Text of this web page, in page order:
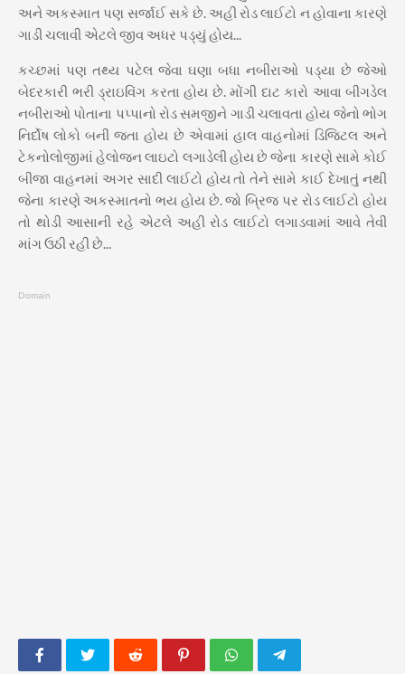
અને અકસ્માત પણ સર્જાઈ સકે છે. અહી રોડ લાઈટો ન હોવાના કારણે
ગાડી ચલાવી એટલે જીવ અધર પડ્યું હોય...
કચ્છમાં પણ તથ્ય પટેલ જેવા ઘણા બધા નબીરાઓ પડ્યા છે જેઓ
બેદરકારી ભરી ડ્રાઇવિંગ કરતા હોય છે. મોંગી દાટ કારો આવા બીગડેલ
નબીરાઓ પોતાના પપ્પાનો રોડ સમજીને ગાડી ચલાવતા હોય જેનો ભોગ
નિર્દોષ લોકો બની જતા હોય છે એવામાં હાલ વાહનોમાં ડિજિટલ અને
ટેકનોલોજીમાં હેલોજન લાઇટો લગાડેલી હોય છે જેના કારણે સામે કોઈ
બીજા વાહનમાં અગર સાદી લાઈટો હોય તો તેને સામે કાઈ દેખાતું નથી
જેના કારણે અકસ્માતનો ભય હોય છે. જો બ્રિજ પર રોડ લાઈટો હોય
તો થોડી આસાની રહે એટલે અહી રોડ લાઈટો લગાડવામાં આવે તેવી
માંગ ઉઠી રહી છે...
Domain